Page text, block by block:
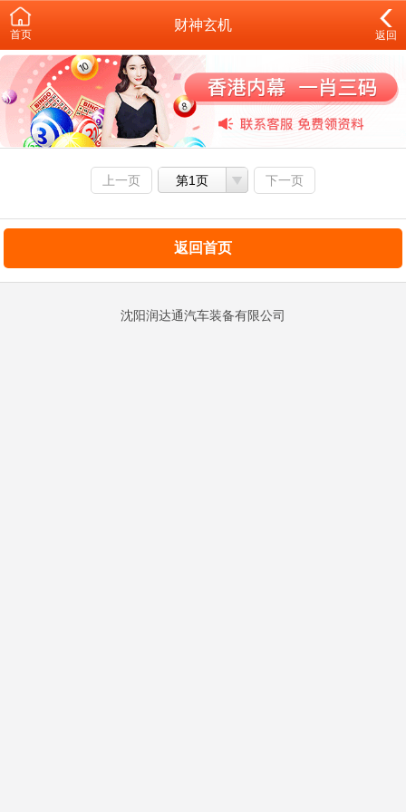
首页
财神玄机
返回
上一页 第1页 下一页
返回首页
沈阳润达通汽车装备有限公司